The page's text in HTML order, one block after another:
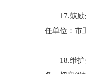
17.鼓励企
任单位：市
18.维护企